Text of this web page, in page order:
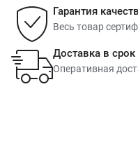
Гарантия
Весь товар
Доставка в срок
Оперативная